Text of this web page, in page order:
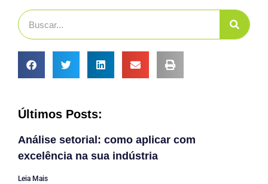
Últimos Posts:
Análise setorial: como aplicar com
excelência na sua indústria
Leia Mais